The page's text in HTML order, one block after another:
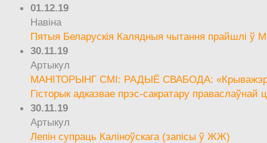
01.12.19
Навіна
Пятыя Беларускія Калядныя чытання прайшлі ў
30.11.19
Артыкул
МАНІТОРЫНГ СМІ: РАДЫЁ СВАБОДА:
Гісторык адказвае прэс-сакратару праваслаўнай
30.11.19
Артыкул
Лепін супраць Каліноўскага (запісы ў ЖЖ)